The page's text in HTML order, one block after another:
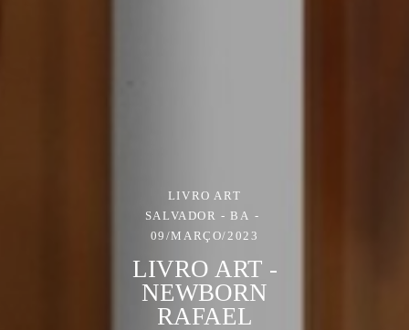
LIVRO ART
SALVADOR - BA
09/MARÇO/2023
LIVRO ART -
NEWBORN
RAFAEL